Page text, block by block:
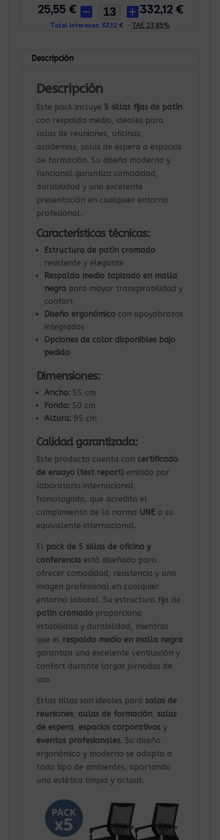
Descripción
Descripción
Este pack incluye 5 sillas fijas de patín
con respaldo medio, ideales para
salas de reuniones, oficinas,
academias, salas de espera o espacios
de formación. Su diseño moderno y
funcional garantiza comodidad,
durabilidad y una excelente
presentación en cualquier entorno
profesional.
Características técnicas:
Estructura de patín cromado
resistente y elegante
Respaldo medio tapizado en malla
negrapara mayor transpirabilidad y
confort
Diseño ergonómicocon apoyabrazos
integrados
Opciones de color disponibles bajo
pedido
Dimensiones:
Ancho:55 cm
Fondo:50 cm
Altura:95 cm
Calidad garantizada:
Este producto cuenta con certificado
de ensayo (test report)emitido por
laboratorio internacional
homologado, que acredita el
cumplimiento de la norma UNEo su
equivalente internacional.
El pack de 5 sillas de oficina y
conferenciaestá diseñado para
ofrecer comodidad, resistencia y una
imagen profesional en cualquier
entorno laboral. Su estructura fija de
patín cromadoproporciona
estabilidad y durabilidad, mientras
que el respaldo medio en malla negra
garantiza una excelente ventilación y
confort durante largas jornadas de
uso.
Estas sillas son ideales para salas de
reuniones, aulas de formación, salas
de espera, espacios corporativosy
eventos profesionales. Su diseño
ergonómico y moderno se adapta a
todo tipo de ambientes, aportando
una estética limpia y actual.